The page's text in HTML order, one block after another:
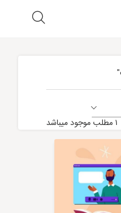
۱ مطلب موجود میباشد کار با سایت